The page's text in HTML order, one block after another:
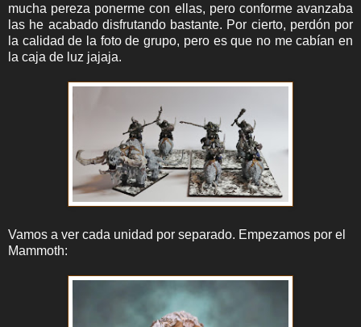
mucha pereza ponerme con ellas, pero conforme avanzaba
las he acabado disfrutando bastante. Por cierto, perdón por
la calidad de la foto de grupo, pero es que no me cabían en
la caja de luz jajaja.
Vamos a ver cada unidad por separado. Empezamos por el
Mammoth: